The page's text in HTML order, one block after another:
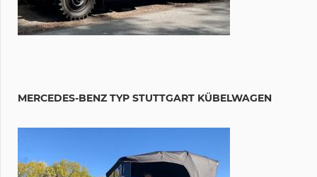
MERCEDES-BENZ TYP STUTTGART KÜBELWAGEN